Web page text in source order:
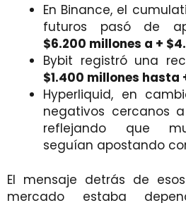
En Binance, el
futuros pasó de
$6.200 millones a +
Bybit registró una
$1.400 millones hasta
Hyperliquid, en
negativos cercanos a
reflejando que
seguían apostando
El mensaje detrás de
mercado estaba